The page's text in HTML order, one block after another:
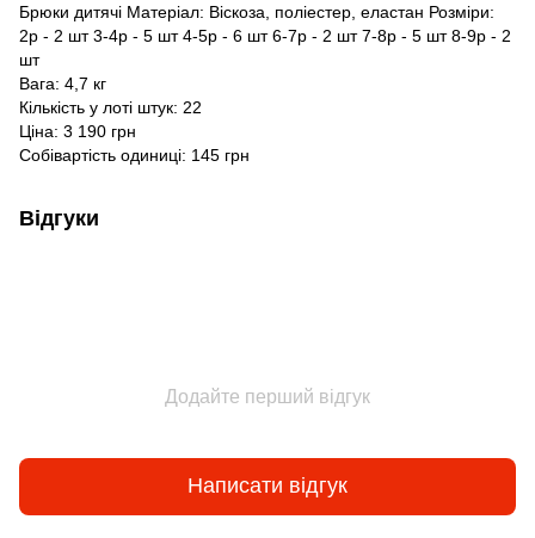
Брюки дитячі Матеріал: Віскоза, поліестер, еластан Розміри:
2р - 2 шт 3-4р - 5 шт 4-5р - 6 шт 6-7р - 2 шт 7-8р - 5 шт 8-9р - 2
шт
Вага: 4,7 кг
Кількість у лоті штук: 22
Ціна: 3 190 грн
Собівартість одиниці: 145 грн
Відгуки
Додайте перший відгук
Написати відгук